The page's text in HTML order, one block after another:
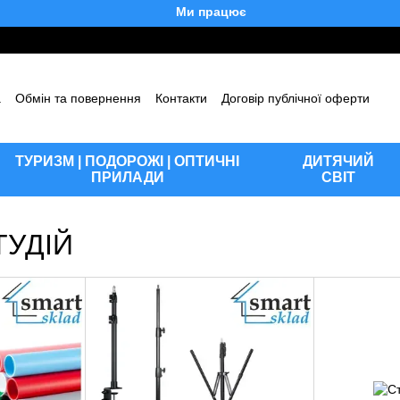
Ми працюємо!
Обмін та повернення Контакти
Договір публічної оферти
ТУРИЗМ | ПОДОРОЖІ | ОПТИЧНІ
ПРИЛАДИ
ДИТЯЧИЙ
СВІТ